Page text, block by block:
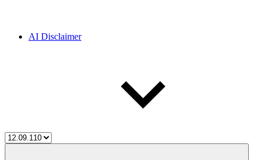
AI Disclaimer